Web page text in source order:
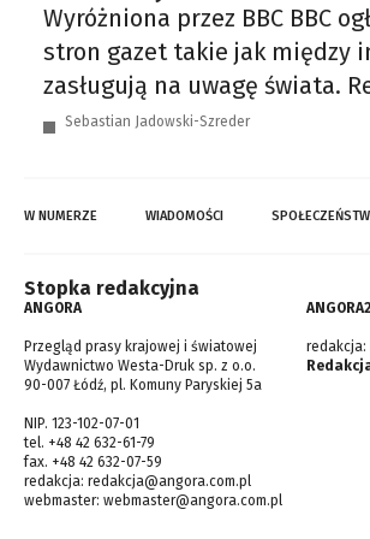
Wyróżniona przez BBC BBC
stron gazet takie jak między
zasługują na uwagę świata.
Sebastian Jadowski-Szreder
W NUMERZE WIADOMOŚCI
Stopka redakcyjna
ANGORA
Przegląd prasy krajowej i światowej
Wydawnictwo Westa-Druk sp. z o.o.
90-007 Łódź, pl. Komuny Paryskiej 5a
NIP. 123-102-07-01
tel. +48 42 632-61-79
fax. +48 42 632-07-59
redakcja: redakcja@angora.com.pl
webmaster: webmaster@angora.com.pl
redakcja: